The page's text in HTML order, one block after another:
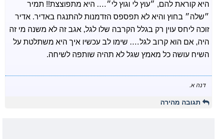
היא קוראת להם, ״עוץ לי וגוץ לי״…. היא מתפוצצת!! תמיר
״שלה״ בחוץ והיא לא תפספס הזדמנות להתנגח באדיר. אדיר
זוכה ליחס עוין רק בגלל הקרבה שלו לגל, אגב זה לא משנה מי זה
היה, אם הוא קרוב לגל…. שימו לב עכשיו איך היא משתלטת על
השיח עושה כל מאמץ שגל לא תהיה שותפה לשיחה.
דנה א.
תגובה מהירה